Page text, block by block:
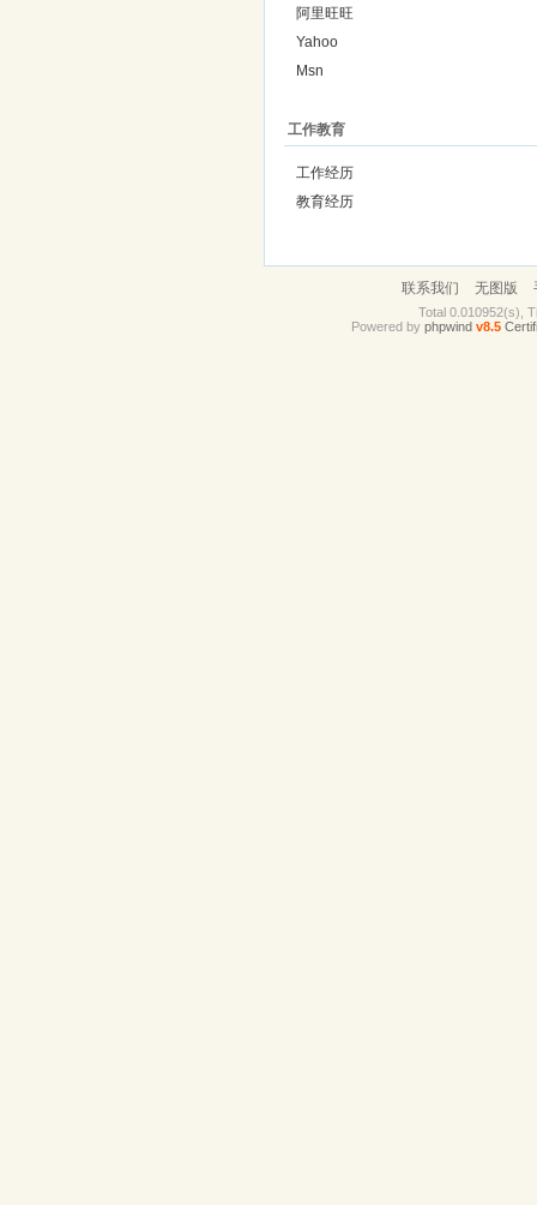
阿里旺旺
Yahoo
Msn
工作教育
工作经历
教育经历
联系我们 无图版
Total 0.010952(s),
Powered by phpwind v8.5